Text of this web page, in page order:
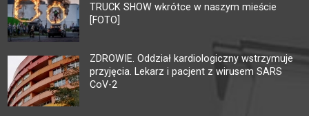
TRUCK SHOW wkrótce w naszym mieście
[FOTO]
ZDROWIE. Oddział kardiologiczny wstrzymuje
przyjęcia. Lekarz i pacjent z wirusem SARS
CoV-2